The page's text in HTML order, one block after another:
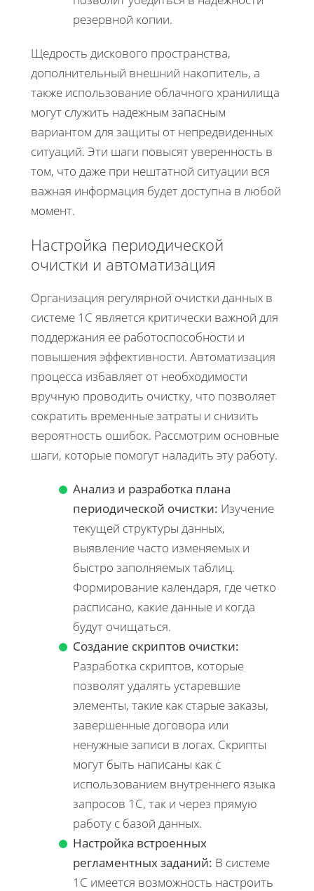
резервной копии.
Щедрость дискового пространства,
дополнительный внешний накопитель, а
также использование облачного хранилища
могут служить надежным запасным
вариантом для защиты от непредвиденных
ситуаций. Эти шаги повысят уверенность в
том, что даже при нештатной ситуации вся
важная информация будет доступна в любой
момент.
Настройка периодической
очистки и автоматизация
Организация регулярной очистки данных в
системе 1С является критически важной для
поддержания ее работоспособности и
повышения эффективности. Автоматизация
процесса избавляет от необходимости
вручную проводить очистку, что позволяет
сократить временные затраты и снизить
вероятность ошибок. Рассмотрим основные
шаги, которые помогут наладить эту работу.
Анализ и разработка плана
периодической очистки: Изучение
текущей структуры данных,
выявление часто изменяемых и
быстро заполняемых таблиц.
Формирование календаря, где четко
расписано, какие данные и когда
будут очищаться.
Создание скриптов очистки:
Разработка скриптов, которые
позволят удалять устаревшие
элементы, такие как старые заказы,
завершенные договора или
ненужные записи в логах. Скрипты
могут быть написаны как с
использованием внутреннего языка
запросов 1С, так и через прямую
работу с базой данных.
Настройка встроенных
регламентных заданий: В системе
1С имеется возможность настроить